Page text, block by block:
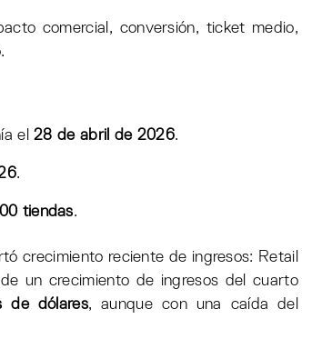
comercial, conversión, ticket medio,
el28 de abril de 2026.
.
tiendas.
crecimiento reciente de ingresos: Retail
un crecimiento de ingresos del cuarto
de dólares, aunque con una caída del